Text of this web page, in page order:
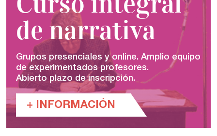
de narrativa
Grupos presenciales y online. Amplio equipo
de experimentados profesores.
Abierto plazo de inscripción.
+ INFORMACIÓN